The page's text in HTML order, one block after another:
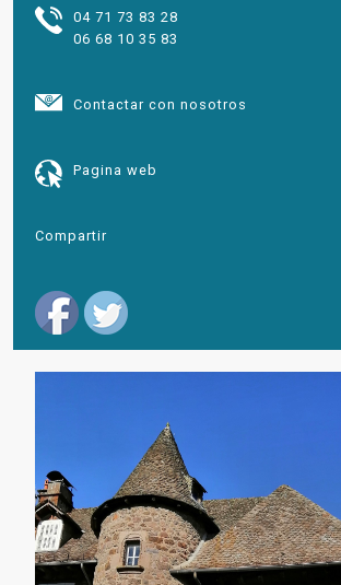
04 71 73 83 28
06 68 10 35 83
Contactar con nosotros
Pagina web
Compartir